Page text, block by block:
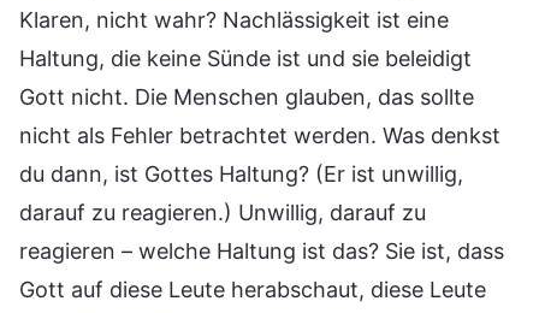
Klaren, nicht wahr? Nachlässigkeit ist eine
Haltung, die keine Sünde ist und sie beleidigt
Gott nicht. Die Menschen glauben, das sollte
nicht als Fehler betrachtet werden. Was denkst
du dann, ist Gottes Haltung? (Er ist unwillig,
darauf zu reagieren.) Unwillig, darauf zu
reagieren – welche Haltung ist das? Sie ist, dass
Gott auf diese Leute herabschaut, diese Leute